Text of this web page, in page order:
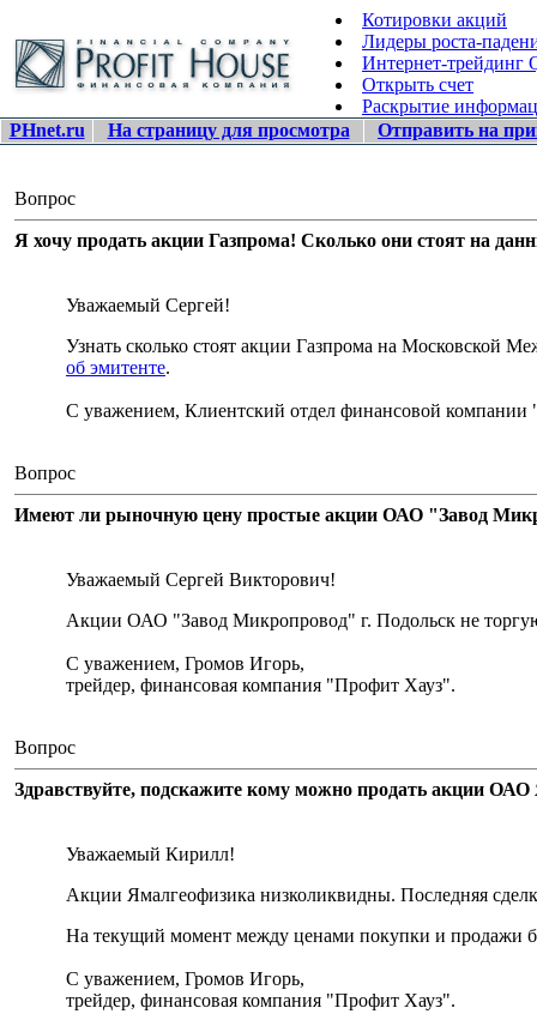
Котировки акций
Лидеры роста-
Интернет-трейдинг
Открыть счет
Раскрытие
PHnet.ru
На страницу для просмотра Отправить на
Вопрос
Я хочу продать акции Газпрома! Сколько они стоят на
Уважаемый Сергей!
Узнать сколько стоят акции Газпрома на
об эмитенте.
С уважением, Клиентский отдел финансовой
Вопрос
Имеют ли рыночную цену простые акции ОАО "Завод
Уважаемый Сергей Викторович!
Акции ОАО "Завод Микропровод" г. Подольск не
С уважением, Громов Игорь,
трейдер, финансовая компания "Профит Хауз".
Вопрос
Здравствуйте, подскажите кому можно продать акции
Уважаемый Кирилл!
Акции Ямалгеофизика низколиквидны. Последняя
На текущий момент между ценами покупки и продажи
С уважением, Громов Игорь,
трейдер, финансовая компания "Профит Хауз".